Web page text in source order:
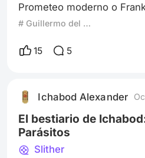
Prometeo moderno o
Shelley en el horizonte y el
nuevamente del director
sus proyectos mas
como director. Su
Weinstein en
# Guillermo del Toro
15 5
Ichabod Alexander
El bestiario de
Parásitos
Slither